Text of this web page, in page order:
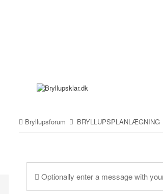
Bryllupsforum BRYLLUPSPLANLÆGNING
Optionally enter a message with